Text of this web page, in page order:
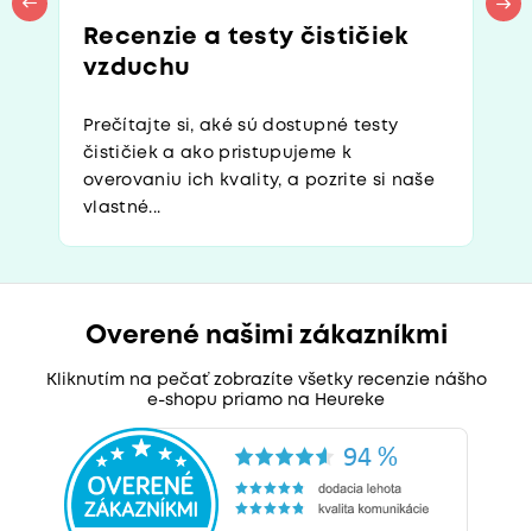
Recenzie a testy čističiek
vzduchu
Prečítajte si, aké sú dostupné testy
čističiek a ako pristupujeme k
overovaniu ich kvality, a pozrite si naše
vlastné...
Overené našimi zákazníkmi
Kliknutím na pečať zobrazíte všetky recenzie nášho
e-shopu priamo na Heureke